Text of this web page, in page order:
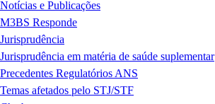
Notícias e Publicações
M3BS Responde
Jurisprudência
Jurisprudência em matéria de saúde suplementar
Precedentes Regulatórios ANS
Temas afetados pelo STJ/STF